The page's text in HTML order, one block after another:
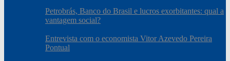
Petrobrás, Banco do Brasil e lucros exorbitantes: qual a
vantagem social?
Entrevista com o economista Vitor Azevedo Pereira
Pontual